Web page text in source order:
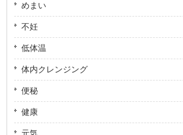
めまい
不妊
低体温
体内クレンジング
便秘
健康